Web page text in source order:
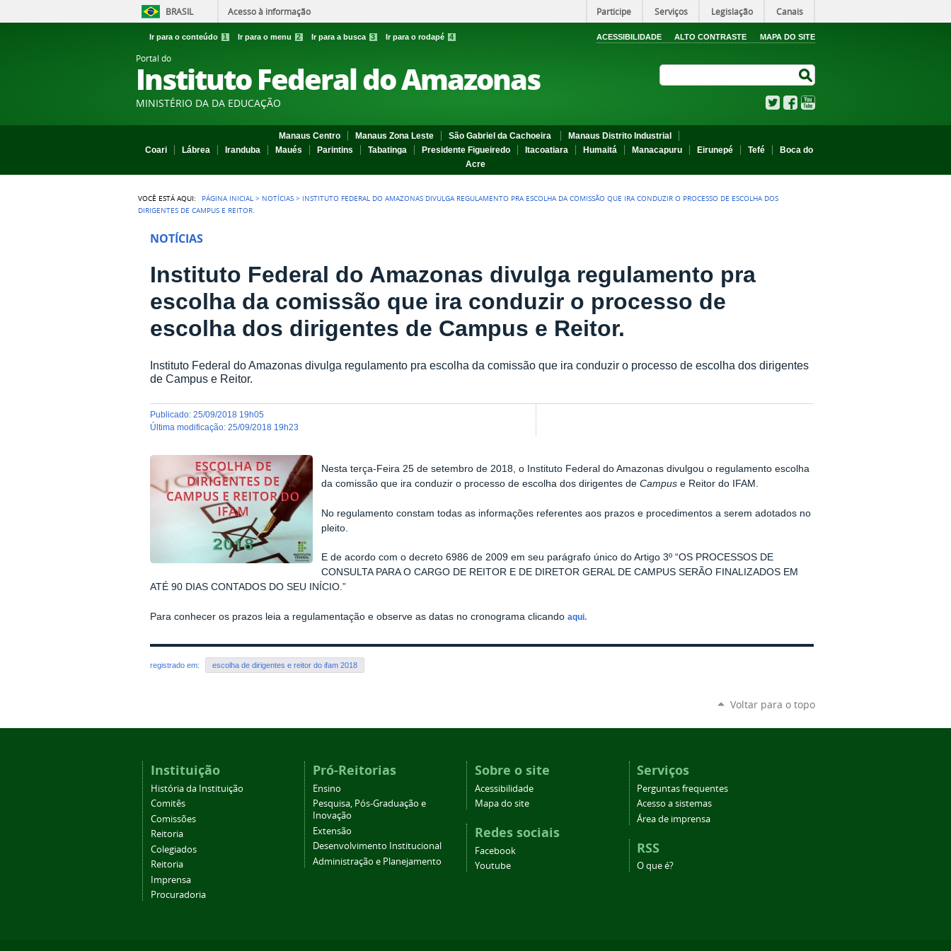
BRASIL Acesso à informação Participe Serviços Legislação Canais
Ir para o conteúdo 1 Ir para o menu 2 Ir para a busca 3 Ir para o rodapé 4 ACESSIBILIDADE ALTO CONTRASTE MAPA DO SITE
Portal do
Instituto Federal do Amazonas
MINISTÉRIO DA DA EDUCAÇÃO TwitterFacebook
Manaus Centro Manaus Zona Leste São Gabriel da Cachoeira
Manaus Distrito Industrial
Coari
Lábrea Iranduba Maués Parintins Tabatinga Presidente Figueiredo Itacoatiara Humaitá Manacapuru Eirunepé Tefé
Boca do
Acre
VOCÊ ESTÁ AQUI: PÁGINA INICIAL > NOTÍCIAS > INSTITUTO FEDERAL DO AMAZONAS DIVULGA REGULAMENTO PRA ESCOLHA DA COMISSÃO QUE IRA CONDUZIR O PROCESSO DE ESCOLHA DOS
DIRIGENTES DE CAMPUS E REITOR.
NOTÍCIAS
Instituto Federal do Amazonas divulga regulamento pra
escolha da comissão que ira conduzir o processo de
escolha dos dirigentes de Campus e Reitor.
Instituto Federal do Amazonas divulga regulamento pra escolha da comissão que ira conduzir o processo de escolha dos dirigentes
de Campus e Reitor.
publicado: 25/09/2018 19h05
última modificação: 25/09/2018 19h23
Nesta terça-Feira 25 de setembro de 2018, o Instituto Federal do Amazonas divulgou o regulamento escolha
da comissão que ira conduzir o processo de escolha dosdirigentes deCampus e Reitor do IFAM.
No regulamento constam todas as informações referentes aos prazos e procedimentos a serem adotados no
pleito.
E de acordo com o decreto 6986 de 2009 em seu parágrafo único do Artigo 3º “OS PROCESSOS DE
CONSULTA PARA O CARGO DE REITOR E DE DIRETOR GERAL DE CAMPUS SERÃO FINALIZADOS EM
ATÉ 90 DIAS CONTADOS DO SEU INÍCIO.”
Para conhecer os prazos leia a regulamentação e observe as datas no cronograma clicando aqui.
registrado em: escolha de dirigentes e reitor do ifam 2018
Voltar para o topo
Instituição
História da Instituição
Comitês
Comissões
Reitoria
Colegiados
Reitoria
Imprensa
Procuradoria
Pró-Reitorias
Ensino
Pesquisa, Pós-Graduação e
Inovação
Extensão
Desenvolvimento Institucional
Administração e Planejamento
Sobre o site
Acessibilidade
Mapa do site
Redes sociais
Facebook
Youtube
Serviços
Perguntas frequentes
Acesso a sistemas
Área de imprensa
RSS
O que é?